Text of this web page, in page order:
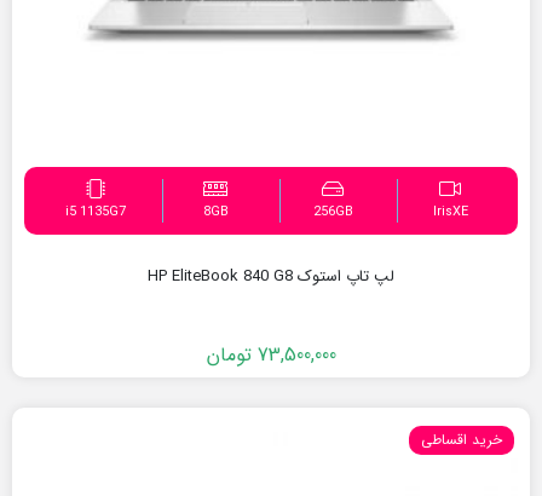
IrisXE
256GB
8GB
i5 1135G7
لپ تاپ استوک HP EliteBook 840 G8
73,500,000 تومان
خرید اقساطی